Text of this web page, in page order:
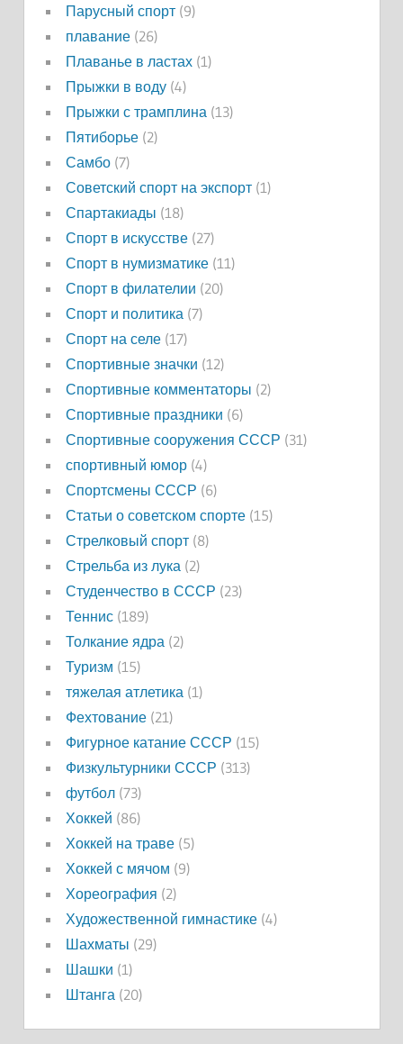
Парусный спорт(9)
плавание(26)
Плаванье в ластах(1)
Прыжки в воду(4)
Прыжки с трамплина (13)
Пятиборье(2)
Самбо(7)
Советский спорт на экспорт(1)
Спартакиады (18)
Спорт в искусстве(27)
Спорт в нумизматике(11)
Спорт в филателии (20)
Спорт и политика (7)
Спорт на селе(17)
Спортивные значки (12)
Спортивные комментаторы (2)
Спортивные праздники (6)
Спортивные сооружения СССР (31)
спортивный юмор(4)
Спортсмены СССР (6)
Статьи о советском спорте(15)
Стрелковый спорт(8)
Стрельба из лука (2)
Студенчество в СССР (23)
Теннис(189)
Толкание ядра (2)
Туризм (15)
тяжелая атлетика (1)
Фехтование(21)
Фигурное катание СССР (15)
Физкультурники СССР (313)
футбол(73)
Хоккей (86)
Хоккей на траве(5)
Хоккей с мячом (9)
Хореография (2)
Художественной гимнастике(4)
Шахматы (29)
Шашки (1)
Штанга (20)